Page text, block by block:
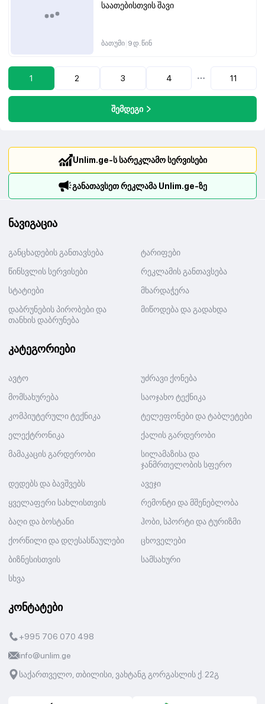
საათებისთვის შავი
ბათუმი 9 დ. წინ
1 2 3 4 ... 11
შემდეგი
Unlim.ge-ს სარეკლამო სერვისები
განათავსეთ რეკლამა Unlim.ge-ზე
ნავიგაცია
განცხადების განთავსება
ტარიფები
წინსვლის სერვისები
რეკლამის განთავსება
სტატიები
მხარდაჭერა
დაბრუნების პირობები და
თანხის დაბრუნება
მიწოდება და გადახდა
კატეგორიები
ავტო
უძრავი ქონება
მომსახურება
საოჯახო ტექნიკა
კომპიუტერული ტექნიკა
ტელეფონები და ტაბლეტები
ელექტრონიკა
ქალის გარდერობი
მამაკაცის გარდერობი
სილამაზისა და
ჯანმრთელობის სფერო
დედებს და ბავშვებს
ავეჯი
ყველაფერი სახლისთვის
რემონტი და მშენებლობა
ბაღი და ბოსტანი
ჰობი, სპორტი და ტურიზმი
ქორწილი და დღესასწაულები
ცხოველები
ბიზნესისთვის
სამსახური
სხვა
კონტატები
+995 706 070 498
info@unlim.ge
საქართველო, თბილისი, ვახტანგ გორგასლის ქ. 22გ